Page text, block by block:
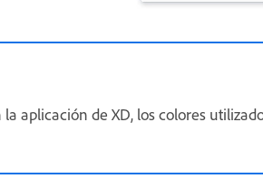
aplicación de XD, los colores